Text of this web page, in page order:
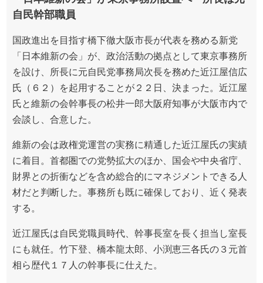
自民幹部職員
国政進出を目指す橋下徹大阪市長が代表を務める新党
「日本維新の会」が、政治活動の拠点として東京事務所
を設け、所長に元自民党事務局次長を務めた近江屋信広
氏（６２）を起用することが２２日、決まった。近江屋
氏と維新の会幹事長の松井一郎大阪府知事が大阪市内で
会談し、合意した。
維新の会は政権党運営の実務に精通した近江屋氏の実績
に着目。首都圏での党勢拡大のほか、国会や中央省庁、
財界との折衝などを含め総合的にマネジメントできる人
材だと判断した。事務所も既に確保しており、近く発表
する。
近江屋氏は自民党職員時代、幹事長室を長く担当し室長
にも就任。竹下登、橋本龍太郎、小渕恵三各氏の３元首
相ら歴代１７人の幹事長に仕えた。